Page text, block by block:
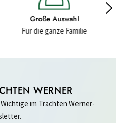
Hochwertige Materialien
Für ein gutes Gefühl
WERNER
im Trachten Werner-